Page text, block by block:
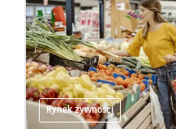
Rynek żywności